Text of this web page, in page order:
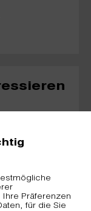
Präferenzen
für die Sie